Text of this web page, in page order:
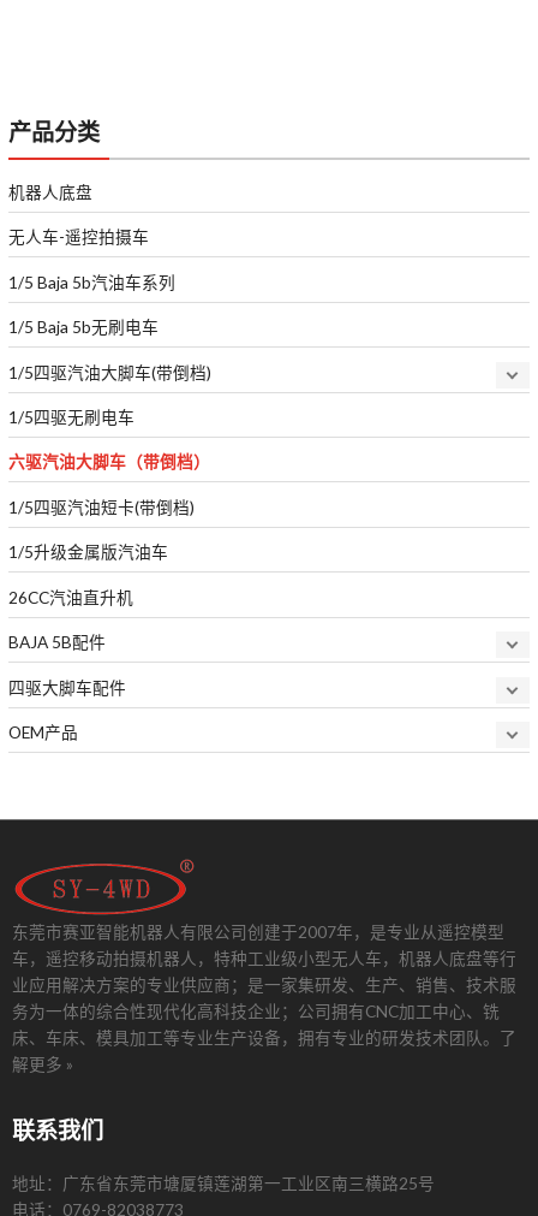
产品分类
机器人底盘
无人车-遥控拍摄车
1/5 Baja 5b汽油车系列
1/5 Baja 5b无刷电车
1/5四驱汽油大脚车(带倒档)
1/5四驱无刷电车
六驱汽油大脚车（带倒档）
1/5四驱汽油短卡(带倒档)
1/5升级金属版汽油车
26CC汽油直升机
BAJA 5B配件
四驱大脚车配件
OEM产品
东莞市赛亚智能机器人有限公司创建于2007年，是专业从遥控模型
车，遥控移动拍摄机器人，特种工业级小型无人车，机器人底盘等行
业应用解决方案的专业供应商；是一家集研发、生产、销售、技术服
务为一体的综合性现代化高科技企业；公司拥有CNC加工中心、铣
床、车床、模具加工等专业生产设备，拥有专业的研发技术团队。 了
解更多 »
联系我们
地址：广东省东莞市塘厦镇莲湖第一工业区南三横路25号
电话：0769-82038773